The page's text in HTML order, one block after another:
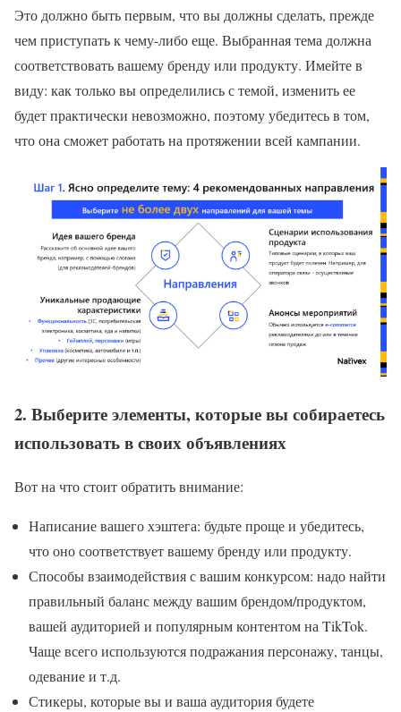
Это должно быть первым, что вы должны сделать, прежде
чем приступать к чему-либо еще. Выбранная тема должна
соответствовать вашему бренду или продукту. Имейте в
виду: как только вы определились с темой, изменить ее
будет практически невозможно, поэтому убедитесь в том,
что она сможет работать на протяжении всей кампании.
2. Выберите элементы, которые вы собираетесь
использовать в своих объявлениях
Вот на что стоит обратить внимание:
Написание вашего хэштега: будьте проще и убедитесь,
что оно соответствует вашему бренду или продукту.
Способы взаимодействия с вашим конкурсом: надо найти
правильный баланс между вашим брендом/продуктом,
вашей аудиторией и популярным контентом на TikTok.
Чаще всего используются подражания персонажу, танцы,
одевание и т.д.
Стикеры, которые вы и ваша аудитория будете